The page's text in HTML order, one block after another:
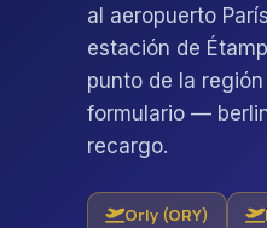
al aeropuerto
estación de
punto de la
formulario —
recargo.
Orly (ORY)